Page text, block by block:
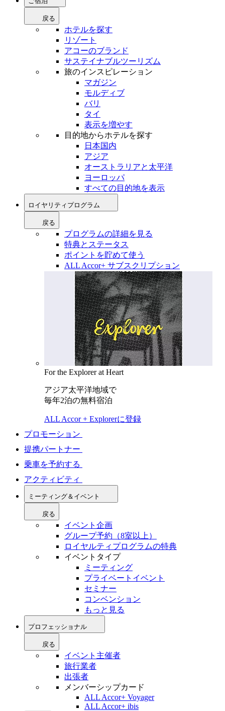
戻る
ホテルを探す
リゾート
アコーのブランド
サステイナブルツーリズム
旅のインスピレーション
マガジン
モルディブ
バリ
タイ
表示を増やす
目的地からホテルを探す
日本国内
アジア
オーストラリアと太平洋
ヨーロッパ
すべての目的地を表示
ロイヤリティプログラム
戻る
プログラムの詳細を見る
特典とステータス
ポイントを貯めて使う
ALL Accor+ サブスクリプション
For the Explorer at Heart
アジア太平洋地域で
毎年2泊の無料宿泊
ALL Accor + Explorerに登録
プロモーション
提携パートナー
乗車を予約する
アクティビティ
ミーティング＆イベント
戻る
イベント企画
グループ予約（8室以上）
ロイヤルティプログラムの特典
イベントタイプ
ミーティング
プライベートイベント
セミナー
コンベンション
もっと見る
プロフェッショナル
戻る
イベント主催者
旅行業者
出張者
メンバーシップカード
ALL Accor+ Voyager
ALL Accor+ ibis